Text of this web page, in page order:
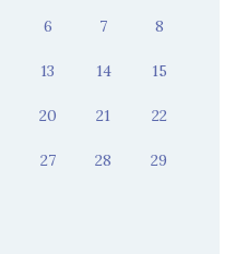
6 7 8
13 14 15
20 21 22
27 28 29